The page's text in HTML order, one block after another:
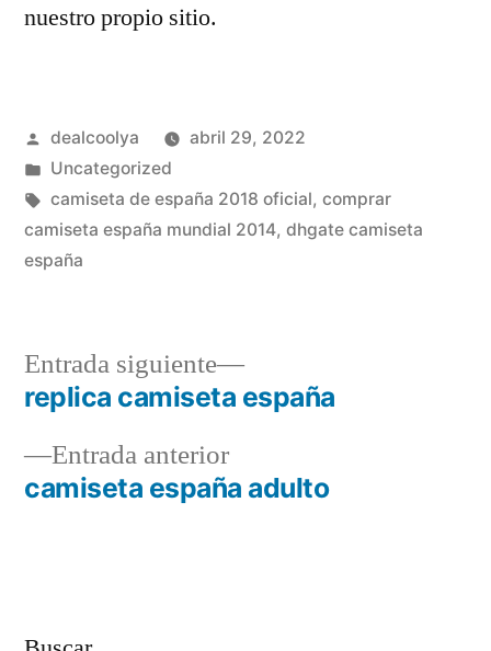
nuestro propio sitio.
Publicado
por
dealcoolya
abril 29, 2022
Publicado
en
Uncategorized
Etiquetas:
camiseta de españa 2018 oficial, comprar
camiseta españa mundial 2014, dhgate camiseta
españa
Navegación
deEntrada anteriorEntrada
anterior:
camiseta españa adulto
Entrada siguiente
Entrada
siguiente:
replica camiseta españa